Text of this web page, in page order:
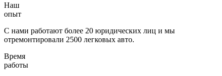
Наш
опыт
С нами работают более 20 юридических лиц и мы
отремонтировали 2500 легковых авто.
Время
работы